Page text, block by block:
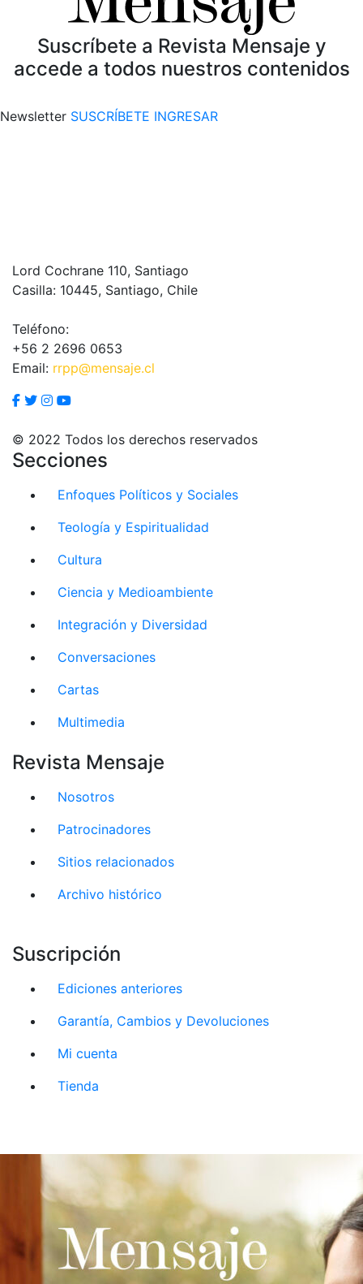
Suscríbete a Revista Mensaje y
accede a todos nuestros contenidos
Newsletter SUSCRÍBETE INGRESAR
Lord Cochrane 110, Santiago
Casilla: 10445, Santiago, Chile
Teléfono:
+56 2 2696 0653
Email: rrpp@mensaje.cl
© 2022 Todos los derechos reservados
Secciones
Enfoques Políticos y Sociales
Teología y Espiritualidad
Cultura
Ciencia y Medioambiente
Integración y Diversidad
Conversaciones
Cartas
Multimedia
Revista Mensaje
Nosotros
Patrocinadores
Sitios relacionados
Archivo histórico
Suscripción
Ediciones anteriores
Garantía, Cambios y Devoluciones
Mi cuenta
Tienda